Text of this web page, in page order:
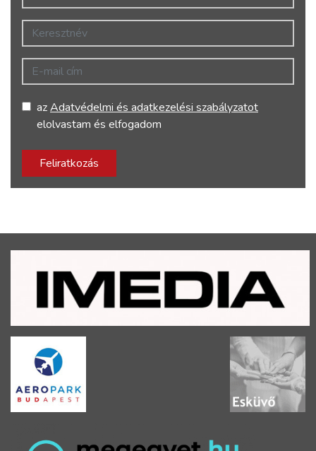
Keresztnév
E-mail cím
azAdatvédelmi és adatkezelési szabályzatot
elolvastam és elfogadom
Feliratkozás